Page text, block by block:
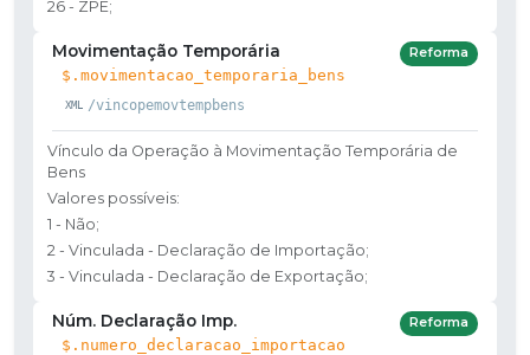
26 - ZPE;
Movimentação Temporária
$.movimentacao_temporaria_bens
/vincopemovtempbens
Reforma
Vínculo da Operação à Movimentação Temporária de
Bens
Valores possíveis:
1 - Não;
2 - Vinculada - Declaração de Importação;
3 - Vinculada - Declaração de Exportação;
Núm. Declaração Imp.
$.numero_declaracao_importacao
Reforma